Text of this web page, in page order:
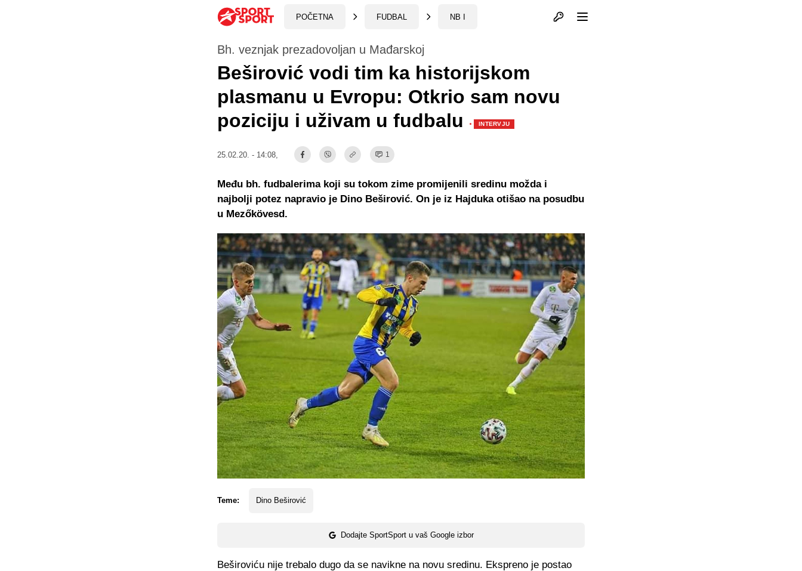
POČETNA FUDBAL NB I Otvori profil
Bh. veznjak prezadovoljan u Mađarskoj
Beširović vodi tim ka historijskom
plasmanu u Evropu: Otkrio sam novu
poziciju i uživam u fudbalu · INTERVJU
25.02.20. - 14:08, 1
Teme: Dino Beširović
Dodajte SportSport u vaš Google izbor
Među bh. fudbalerima koji su tokom zime promijenili sredinu možda i
najbolji potez napravio je Dino Beširović. On je iz Hajduka otišao na posudbu
u Mezőkövesd.
Beširoviću nije trebalo dugo da se navikne na novu sredinu. Ekspreno je postao